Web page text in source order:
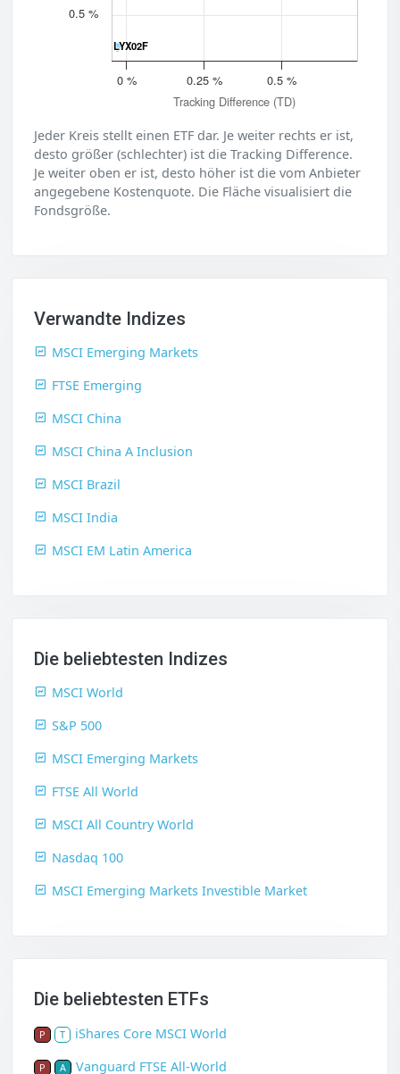
Tracking Difference (TD)
LYX02F
LYX02F
0 % 0.25 % 0.5 %
0.5 %
Jeder Kreis stellt einen ETF dar. Je weiter rechts er ist,
desto größer (schlechter) ist die Tracking Difference.
Je weiter oben er ist, desto höher ist die vom Anbieter
angegebene Kostenquote. Die Fläche visualisiert die
Fondsgröße.
Verwandte Indizes
MSCI Emerging Markets
FTSE Emerging
MSCI China
MSCI China A Inclusion
MSCI Brazil
MSCI India
MSCI EM Latin America
Die beliebtesten Indizes
MSCI World
S&P 500
MSCI Emerging Markets
FTSE All World
MSCI All Country World
Nasdaq 100
MSCI Emerging Markets Investible Market
Die beliebtesten ETFs
P T iShares Core MSCI World
P A Vanguard FTSE All-World